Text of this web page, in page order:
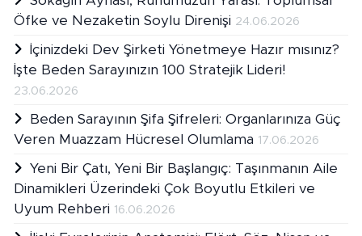
Öfke ve Nezaketin Soylu Direnişi 24.06.2026
İçinizdeki Dev Şirketi Yönetmeye Hazır mısınız?
İşte Beden Sarayınızın 100 Stratejik Lideri!
23.06.2026
Beden Sarayının Şifa Şifreleri: Organlarınıza Güç
Veren Muazzam Hücresel Olumlama 17.06.2026
Yeni Bir Çatı, Yeni Bir Başlangıç: Taşınmanın Aile
Dinamikleri Üzerindeki Çok Boyutlu Etkileri ve
Uyum Rehberi 16.06.2026